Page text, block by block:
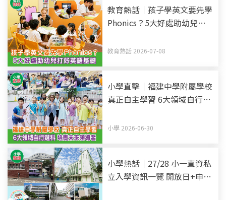
教育熱話｜孩子學英文要先學
Phonics？5大好處助幼兒打
教育熱話 2026-07-08
小學直擊｜福建中學附屬學校
真正自主學習 6大領域自行選
小學 2026-06-30
小學熱話｜27/28 小一直資私
立入學資訊一覽 開放日+申請